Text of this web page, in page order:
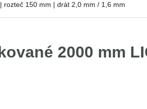
rozteč 150 mm | drát 2,0 mm / 1,6 mm
2000 mm